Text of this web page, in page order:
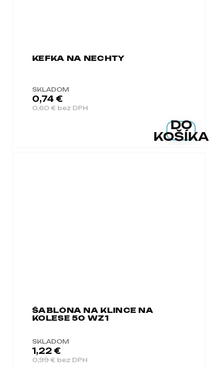
KEFKA NA NECHTY
SKLADOM
0,60 € bez DPH
0,74 €
DO
KOŠÍKA
ŠABLÓNA NA KLINCE NA
KOLESE 50 WZ1
SKLADOM
0,99 € bez DPH
1,22 €